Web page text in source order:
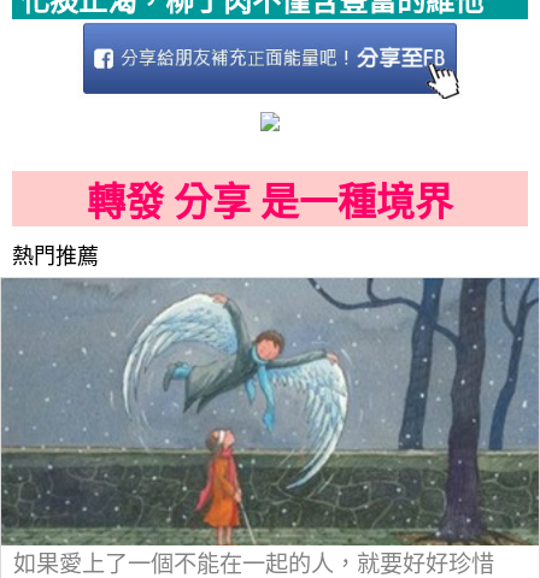
轉發 分享 是一種境界
熱門推薦
如果愛上了一個不能在一起的人，就要好好珍惜